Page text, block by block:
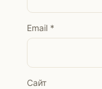
Email *
Сайт